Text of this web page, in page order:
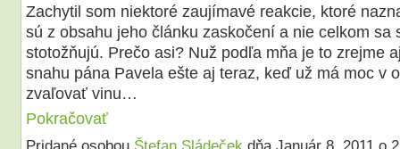
Zachytil som niektoré zaujímavé reakcie, ktoré
sú z obsahu jeho článku zaskočení a nie celkom sa
stotožňujú. Prečo asi? Nuž podľa mňa je to zrejme
snahu pána Pavela ešte aj teraz, keď už má moc v
zvaľovať vinu…
Pokračovať